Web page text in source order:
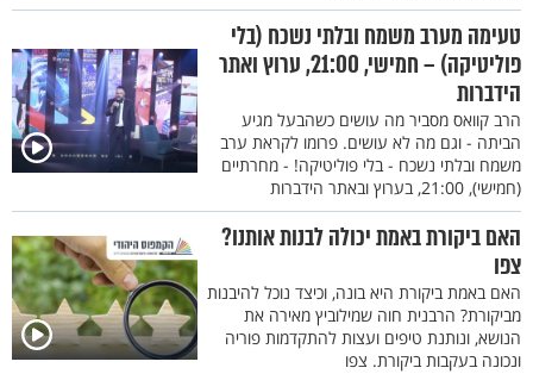
טעימה מערב משמח ובלתי נשכח (בלי
פוליטיקה) – חמישי, 21:00, ערוץ ואתר
הידברות
הרב קוואס מסביר מה עושים כשהבעל מגיע
הביתה - וגם מה לא עושים. פרומו לקראת ערב
משמח ובלתי נשכח - בלי פוליטיקה! - מחרתיים
(חמישי), 21:00, בערוץ ובאתר הידברות
האם ביקורת באמת יכולה לבנות אותנו?
צפו
האם באמת ביקורת היא בונה, וכיצד נוכל להיבנות
מביקורת? הרבנית חוה שמילוביץ מאירה את
הנושא, ונותנת טיפים ועצות להתקדמות פוריה
ונכונה בעקבות ביקורת. צפו